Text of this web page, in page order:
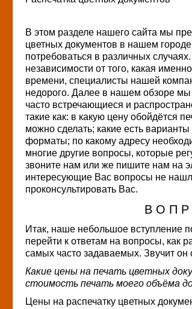
В этом разделе нашего сайта мы
цветных документов в нашем
потребоваться в различных
независимости от того, какая
времени, специалисты нашей
недорого. Далее в нашем обзоре
часто встречающиеся и
такие как: в какую цену обойдётся
можно сделать; какие есть
форматы; по какому адресу
многие другие вопросы, которые
звоните нам или же пишите нам на
интересующие Вас вопросы не
проконсультировать Вас.
В О П
Итак, наше небольшое вступление
перейти к ответам на вопросы, как
самых часто задаваемых. Звучит
Какие цены на печать цветных
стоимость печать моего объёма
Цены на распечатку цветных